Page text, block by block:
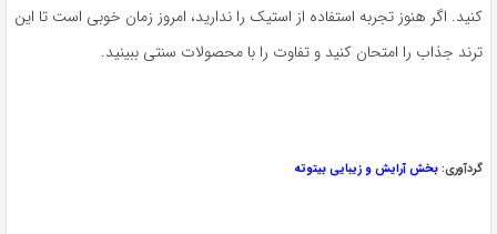
کنید. اگر هنوز تجربه استفاده از استیک را ندارید، امروز زمان خوبی است تا این
ترند جذاب را امتحان کنید و تفاوت را با محصولات سنتی ببینید.
گردآوری:بخش آرایش و زیبایی بیتوته